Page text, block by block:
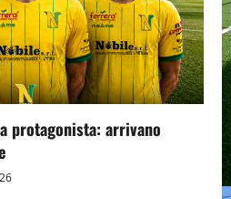
protagonista: arrivano